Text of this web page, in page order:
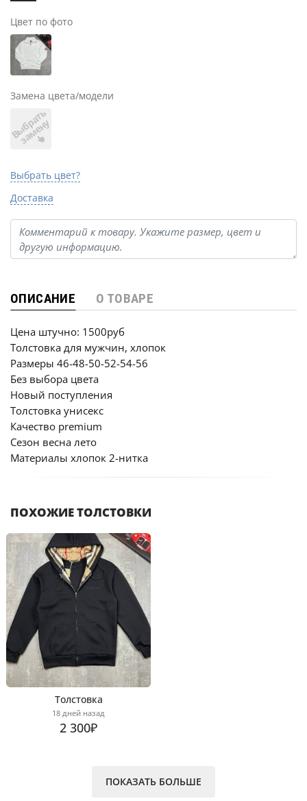
Цвет по фото
Замена цвета/модели
В
ы
б
р
а
т
ь
з
а
м
е
н
у
Выбрать цвет?
Доставка
ОПИСАНИЕ О ТОВАРЕ
Цена штучно: 1500руб
Толстовка для мужчин, хлопок
Размеры 46-48-50-52-54-56
Без выбора цвета
Новый поступления
Толстовка унисекс
Качество premium
Сезон весна лето
Материалы хлопок 2-нитка
ПОХОЖИЕ ТОЛСТОВКИ
Толстовка
18 дней назад
2 300₽
ПОКАЗАТЬ БОЛЬШЕ